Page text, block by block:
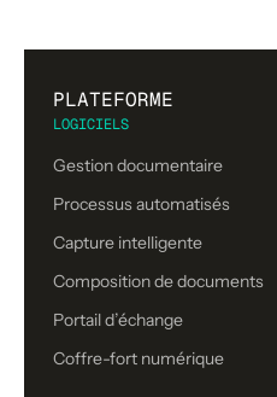
PLATEFORME
LOGICIELS
Gestion documentaire
Processus automatisés
Capture intelligente
Composition de documents
Portail d’échange
Coffre-fort numérique